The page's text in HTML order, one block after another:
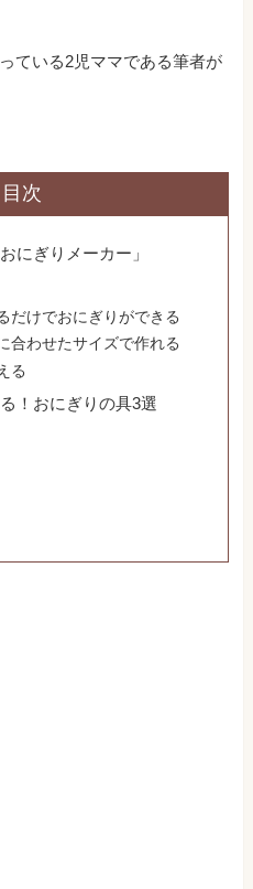
ている2児ママである筆者が
目次
にぎりメーカー」
だけでおにぎりができる
合わせたサイズで作れる
る
！おにぎりの具3選